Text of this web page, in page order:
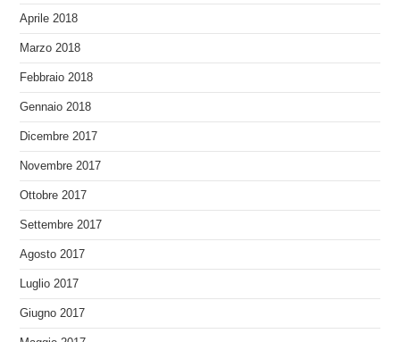
Aprile 2018
Marzo 2018
Febbraio 2018
Gennaio 2018
Dicembre 2017
Novembre 2017
Ottobre 2017
Settembre 2017
Agosto 2017
Luglio 2017
Giugno 2017